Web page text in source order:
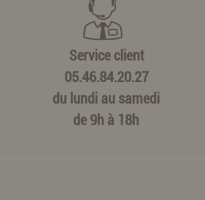
Service client
05.46.84.20.27
du lundi au samedi
de 9h à 18h